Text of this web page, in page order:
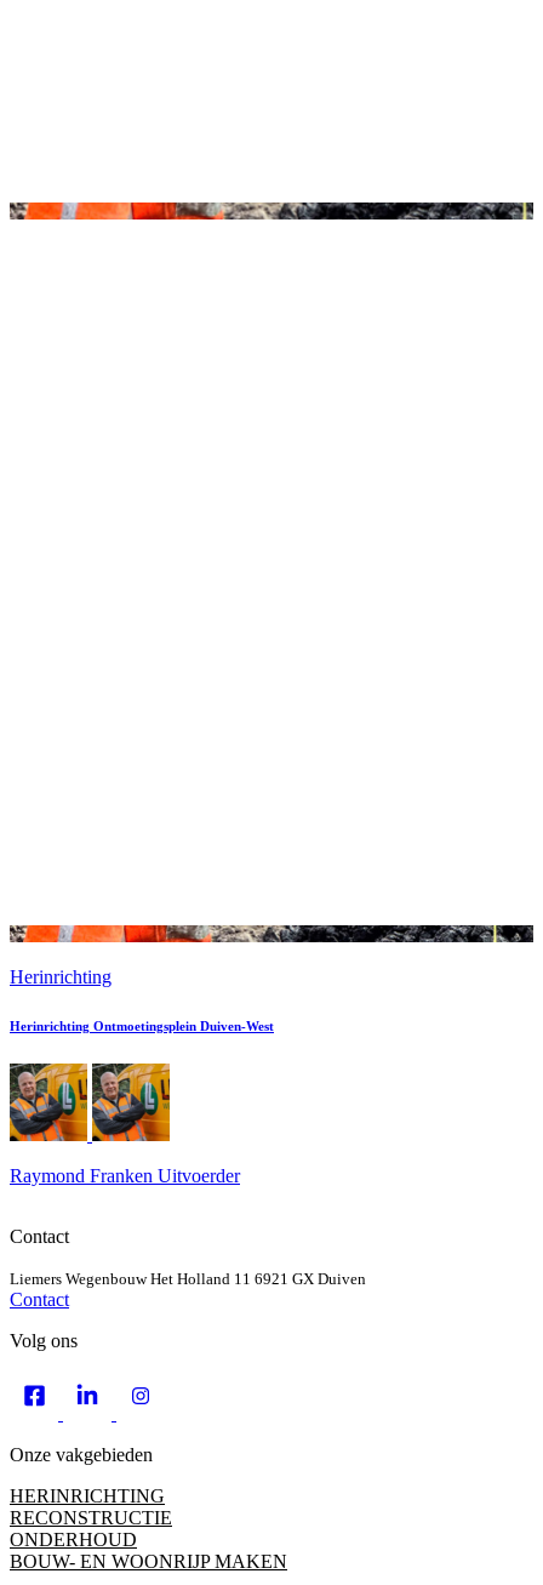
Herinrichting
Herinrichting Ontmoetingsplein Duiven-West
Raymond Franken Uitvoerder
Contact
Liemers WegenbouwHet Holland 11 6921 GX Duiven
Contact
Volg ons
Onze vakgebieden
HERINRICHTING
RECONSTRUCTIE
ONDERHOUD
BOUW- EN WOONRIJP MAKEN